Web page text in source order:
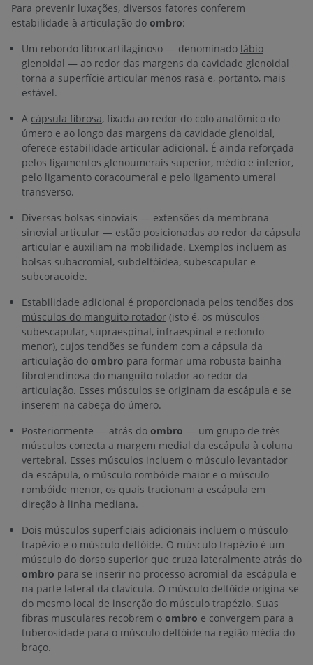
Para prevenir luxações, diversos fatores conferem
estabilidade à articulação do ombro:
Um rebordo fibrocartilaginoso — denominado lábio
glenoidal — ao redor das margens da cavidade glenoidal
torna a superfície articular menos rasa e, portanto, mais
estável.
A cápsula fibrosa, fixada ao redor do colo anatômico do
úmero e ao longo das margens da cavidade glenoidal,
oferece estabilidade articular adicional. É ainda reforçada
pelos ligamentos glenoumerais superior, médio e inferior,
pelo ligamento coracoumeral e pelo ligamento umeral
transverso.
Diversas bolsas sinoviais — extensões da membrana
sinovial articular — estão posicionadas ao redor da cápsula
articular e auxiliam na mobilidade. Exemplos incluem as
bolsas subacromial, subdeltóidea, subescapular e
subcoracoide.
Estabilidade adicional é proporcionada pelos tendões dos
músculos do manguito rotador (isto é, os músculos
subescapular, supraespinal, infraespinal e redondo
menor), cujos tendões se fundem com a cápsula da
articulação do ombro para formar uma robusta bainha
fibrotendinosa do manguito rotador ao redor da
articulação. Esses músculos se originam da escápula e se
inserem na cabeça do úmero.
Posteriormente — atrás do ombro — um grupo de três
músculos conecta a margem medial da escápula à coluna
vertebral. Esses músculos incluem o músculo levantador
da escápula, o músculo rombóide maior e o músculo
rombóide menor, os quais tracionam a escápula em
direção à linha mediana.
Dois músculos superficiais adicionais incluem o músculo
trapézio e o músculo deltóide. O músculo trapézio é um
músculo do dorso superior que cruza lateralmente atrás do
ombro para se inserir no processo acromial da escápula e
na parte lateral da clavícula. O músculo deltóide origina-se
do mesmo local de inserção do músculo trapézio. Suas
fibras musculares recobrem o ombro e convergem para a
tuberosidade para o músculo deltóide na região média do
braço.